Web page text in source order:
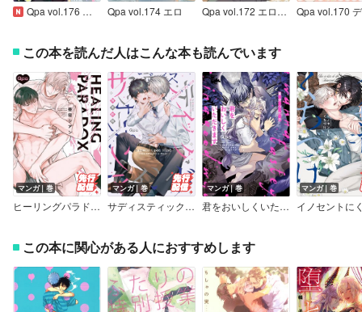
Qpa vol.176 ディープ Qpa vol.174 エロ Qpa vol.172 エロカワ
この本を読んだ人はこんな本も読んでいます
マンガ｜巻
ヒーリングパラドックス【電子限定描き下ろし漫画付き】
マンガ｜巻
サディスティックオープンマインド 【電子限定特典付き】
マンガ｜巻
君をおいしくいただきます 【電子限定特典付き】
マンガ｜巻
この本に関心がある人におすすめします